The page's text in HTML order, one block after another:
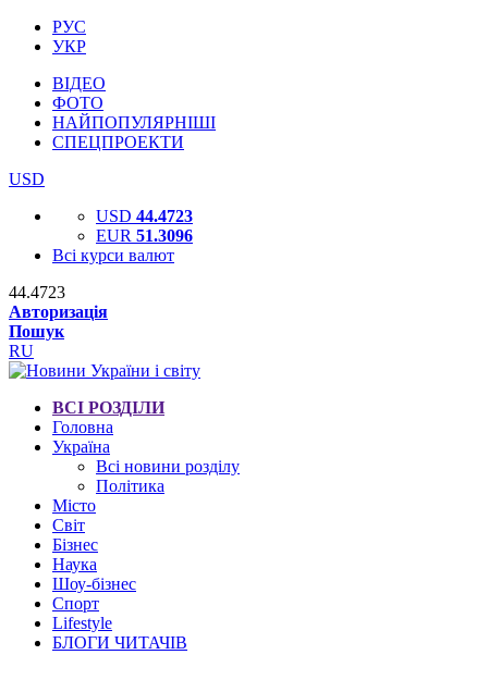
РУС
УКР
ВІДЕО
ФОТО
НАЙПОПУЛЯРНІШІ
СПЕЦПРОЕКТИ
USD
USD 44.4723
EUR 51.3096
Всі курси валют
44.4723
Авторизація
Пошук
RU
ВСІ РОЗДІЛИ
Головна
Україна
Всі новини розділу
Політика
Місто
Світ
Бізнес
Наука
Шоу-бізнес
Спорт
Lifestyle
БЛОГИ ЧИТАЧІВ